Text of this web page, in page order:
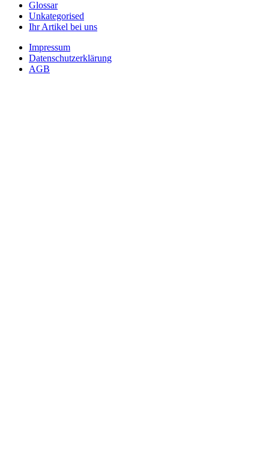
Glossar
Unkategorised
Ihr Artikel bei uns
Impressum
Datenschutzerklärung
AGB